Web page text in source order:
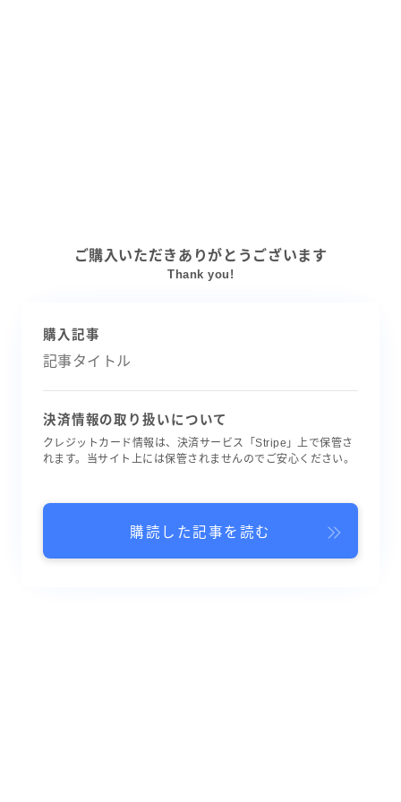
ご購入いただきありがとうございます
Thank you!
購入記事
記事タイトル
決済情報の取り扱いについて
クレジットカード情報は、決済サービス「Stripe」上で保管さ
れます。当サイト上には保管されませんのでご安心ください。
購読した記事を読む